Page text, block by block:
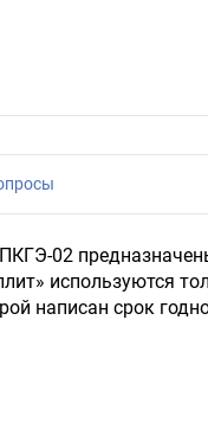
02
используются
написан срок